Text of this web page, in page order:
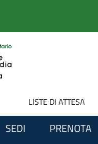
LISTE DI ATTESA
SEDI PRENOTA